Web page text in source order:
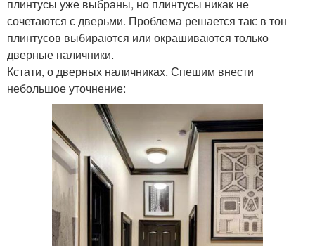
плинтусы уже выбраны, но плинтусы никак не
сочетаются с дверьми. Проблема решается так: в тон
плинтусов выбираются или окрашиваются только
дверные наличники.
Кстати, о дверных наличниках. Спешим внести
небольшое уточнение: